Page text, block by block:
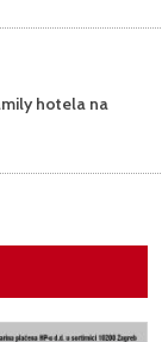
hotela na